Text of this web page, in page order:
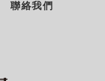
聯絡我們